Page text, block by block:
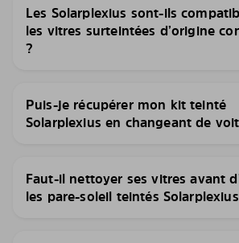
Les Solarplexius sont-ils
les vitres surteintées d’origine
?
Puis-je récupérer mon kit teinté
Solarplexius en changeant de
Faut-il nettoyer ses vitres avant
les pare-soleil teintés